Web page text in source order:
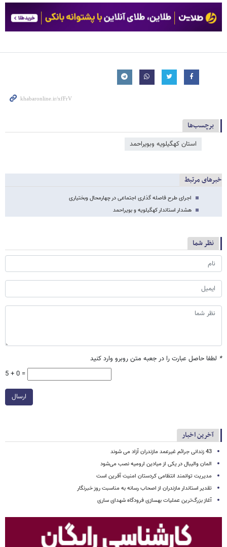
برچسب‌ها
استان کهگیلویه وبویراحمد
خبرهای مرتبط
اجرای طرح فاصله گذاری اجتماعی در چهارمحال وبختیاری
هشدار استاندار کهگیلویه و بویراحمد
نظر شما
* لطفا حاصل عبارت را در جعبه متن روبرو وارد کنید
5 + 0 =
ارسال
آخرین اخبار
43 زندانی جرائم غیرعمد مازندران آزاد می شوند
المان والیبال در یکی از میادین ارومیه نصب می‌شود
مدیریت توانمند انتظامی کردستان امنیت آفرین است
تقدیر استاندار مازندران از اصحاب رسانه به مناسبت روز خبرنگار
آغاز بزرگ‌ترین عملیات بهسازی فرودگاه شهدای ساری